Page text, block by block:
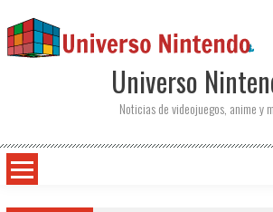
Universo
Noticias de videojuegos, anime y